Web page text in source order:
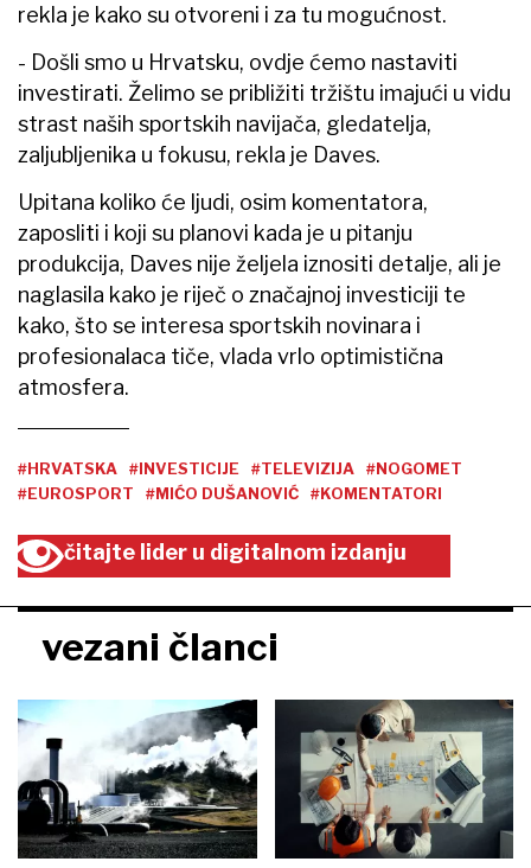
rekla je kako su otvoreni i za tu mogućnost.
- Došli smo u Hrvatsku, ovdje ćemo nastaviti
investirati. Želimo se približiti tržištu imajući u vidu
strast naših sportskih navijača, gledatelja,
zaljubljenika u fokusu, rekla je Daves.
Upitana koliko će ljudi, osim komentatora,
zaposliti i koji su planovi kada je u pitanju
produkcija, Daves nije željela iznositi detalje, ali je
naglasila kako je riječ o značajnoj investiciji te
kako, što se interesa sportskih novinara i
profesionalaca tiče, vlada vrlo optimistična
atmosfera.
#HRVATSKA #INVESTICIJE #TELEVIZIJA
#NOGOMET
#EUROSPORT
#MIĆO DUŠANOVIĆ #KOMENTATORI
čitajte lider u digitalnom izdanju
vezani članci